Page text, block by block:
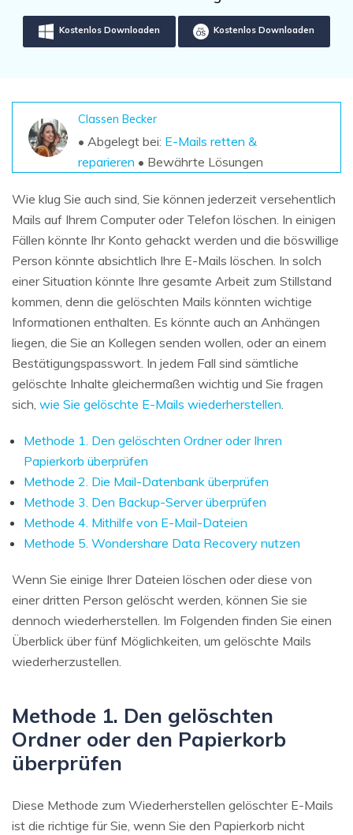
Unbegrenzte Daten vom Mac-System
wiederherstellen
wiederherstellen
Kostenlos Testen
Weitere Produkte
Repairit - Datenreparatur
UBackit - Datensicherung
Datenverlust-Szenarien
Aktuelles Thema
Sign In
Kostenlos Downloaden Kostenlos Downloaden
Classen Becker
• Abgelegt bei: E-Mails retten &
reparieren • Bewährte Lösungen
Wie klug Sie auch sind, Sie können jederzeit versehentlich
Mails auf Ihrem Computer oder Telefon löschen. In einigen
Fällen könnte Ihr Konto gehackt werden und die böswillige
Person könnte absichtlich Ihre E-Mails löschen. In solch
einer Situation könnte Ihre gesamte Arbeit zum Stillstand
kommen, denn die gelöschten Mails könnten wichtige
Informationen enthalten. Es könnte auch an Anhängen
liegen, die Sie an Kollegen senden wollen, oder an einem
Bestätigungspasswort. In jedem Fall sind sämtliche
gelöschte Inhalte gleichermaßen wichtig und Sie fragen
sich, wie Sie gelöschte E-Mails wiederherstellen
Methode 1. Den gelöschten Ordner oder Ihren
Papierkorb überprüfen
Methode 2. Die Mail-Datenbank überprüfen
Methode 3. Den Backup-Server überprüfen
Methode 4. Mithilfe von E-Mail-Dateien
Methode 5. Wondershare Data Recovery nutzen
Wenn Sie einige Ihrer Dateien löschen oder diese von
einer dritten Person gelöscht werden, können Sie sie
dennoch wiederherstellen. Im Folgenden finden Sie einen
Überblick über fünf Möglichkeiten, um gelöschte Mails
wiederherzustellen.
Methode 1. Den gelöschten
Ordner oder den Papierkorb
überprüfen
Diese Methode zum Wiederherstellen gelöschter E-Mails
ist die richtige für Sie, wenn Sie den Papierkorb nicht